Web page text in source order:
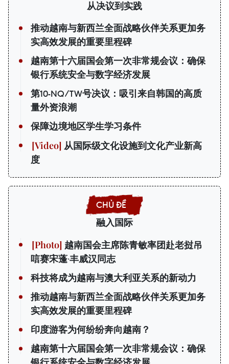
从决议到实践
推动越南与新西兰全面战略伙伴关系更加务
实高效发展的重要里程碑
越南第十六届国会第一次非常规会议：确保
银行系统安全与数字经济发展
第10-NQ/TW号决议：吸引来自韩国的高质
量外资浪潮
保障边境地区学生学习条件
从国际级文化设施到文化产业新高
度
融入国际
越南国会主席陈青敏率团赴老挝吊
唁赛宋蓬·丰威汉同志
科技将成为越南与澳大利亚关系的新动力
推动越南与新西兰全面战略伙伴关系更加务
实高效发展的重要里程碑
印度游客为何纷纷奔向越南？
越南第十六届国会第一次非常规会议：确保